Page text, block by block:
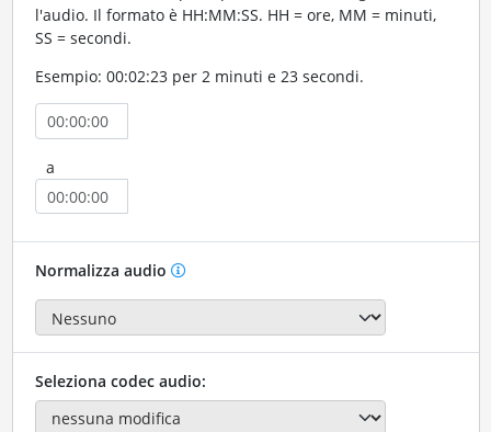
l'audio. Il formato è HH:MM:SS. HH = ore, MM = minuti,
SS = secondi.
Esempio: 00:02:23 per 2 minuti e 23 secondi.
a
Normalizza audio
Seleziona codec audio: